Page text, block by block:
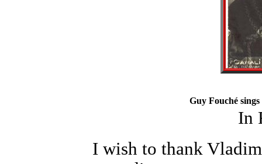
Guy Fouché sings
In
I wish to thank